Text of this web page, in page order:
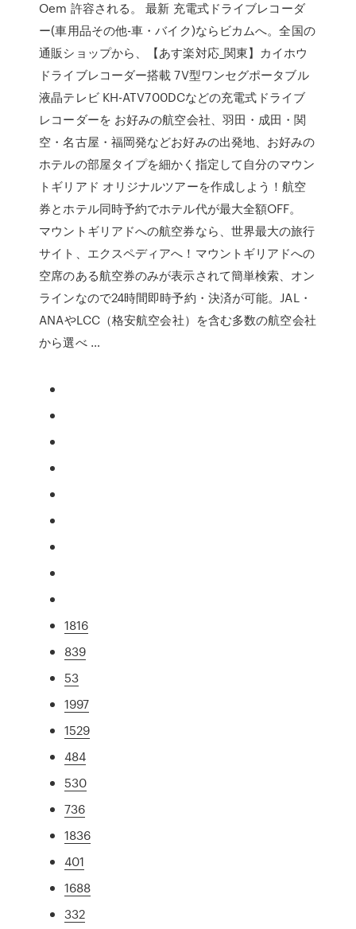
Oem 許容される。 最新 充電式ドライブレコーダ
ー(車用品その他-車・バイク)ならビカムへ。全国の
通販ショップから、【あす楽対応_関東】カイホウ
ドライブレコーダー搭載 7V型ワンセグポータブル
液晶テレビ KH-ATV700DCなどの充電式ドライブ
レコーダーを お好みの航空会社、羽田・成田・関
空・名古屋・福岡発などお好みの出発地、お好みの
ホテルの部屋タイプを細かく指定して自分のマウン
トギリアド オリジナルツアーを作成しよう！航空
券とホテル同時予約でホテル代が最大全額OFF。
マウントギリアドへの航空券なら、世界最大の旅行
サイト、エクスペディアへ！マウントギリアドへの
空席のある航空券のみが表示されて簡単検索、オン
ラインなので24時間即時予約・決済が可能。JAL・
ANAやLCC（格安航空会社）を含む多数の航空会社
から選べ …
1816
839
53
1997
1529
484
530
736
1836
401
1688
332